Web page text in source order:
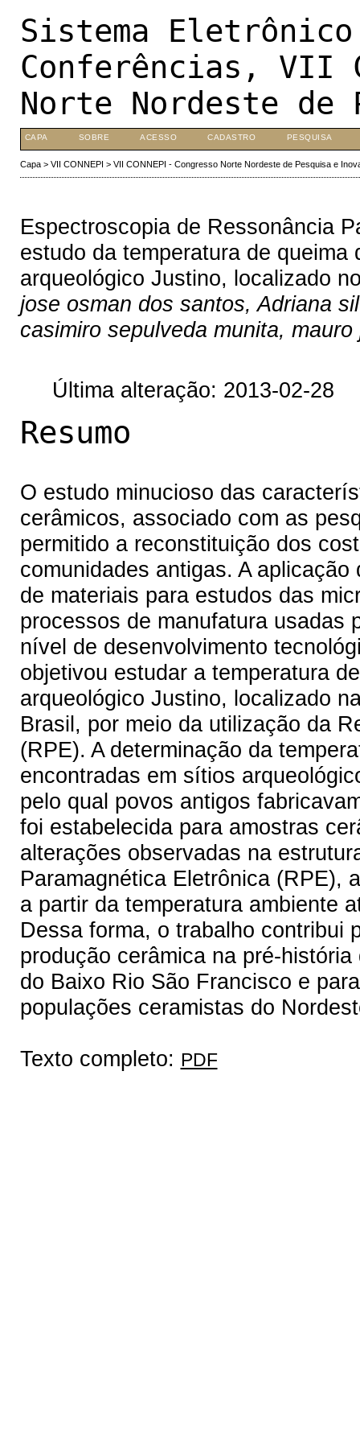
Sistema
Conferências, VII
Norte Nordeste de
CAPA SOBRE ACESSO CADASTRO PESQUISA
Capa> VII CONNEPI > VII CONNEPI - Congresso Norte Nordeste de Pesquisa e
Espectroscopia de Ressonância
estudo da temperatura de
arqueológico Justino, localizado
jose osman dos santos, Adriana
casimiro sepulveda munita,
Última alteração: 2013-02-28
Resumo
O estudo minucioso das
cerâmicos, associado com as
permitido a reconstituição dos
comunidades antigas. A
de materiais para estudos das
processos de manufatura usadas
nível de desenvolvimento
objetivou estudar a temperatura
arqueológico Justino, localizado
Brasil, por meio da utilização da
(RPE). A determinação da
encontradas em sítios
pelo qual povos antigos
foi estabelecida para amostras
alterações observadas na
Paramagnética Eletrônica (RPE),
a partir da temperatura ambiente
Dessa forma, o trabalho contribui
produção cerâmica na pré-
do Baixo Rio São Francisco e
populações ceramistas do
Texto completo: PDF